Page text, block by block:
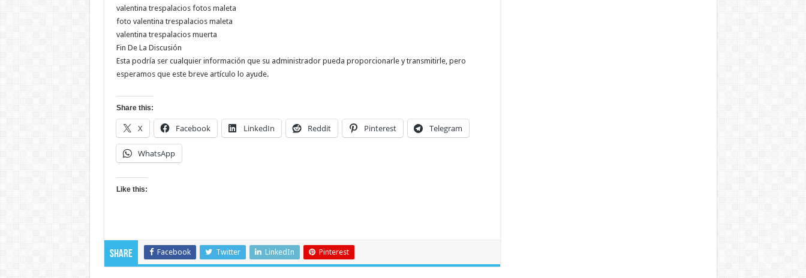
valentina trespalacios fotos maleta
foto valentina trespalacios maleta
valentina trespalacios muerta
Fin De La Discusión
Esta podría ser cualquier información que su administrador pueda proporcionarle y transmitirle, pero
esperamos que este breve artículo lo ayude.
Share this:
X Facebook LinkedIn Reddit Pinterest Telegram
WhatsApp
Like this:
Share Facebook Twitter LinkedIn Pinterest